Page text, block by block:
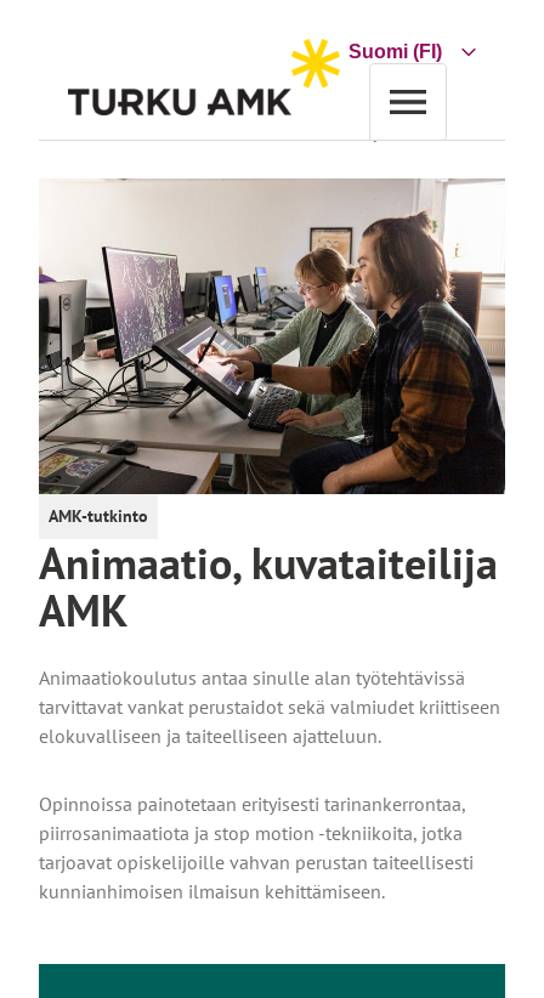
Choose
AMK-tutkinto
Animaatio, kuvataiteilija
AMK
Animaatiokoulutus antaa sinulle alan työtehtävissä
tarvittavat vankat perustaidot sekä valmiudet kriittiseen
elokuvalliseen ja taiteelliseen ajatteluun.
Opinnoissa painotetaan erityisesti tarinankerrontaa,
piirrosanimaatiota ja stop motion -tekniikoita, jotka
tarjoavat opiskelijoille vahvan perustan taiteellisesti
kunnianhimoisen ilmaisun kehittämiseen.